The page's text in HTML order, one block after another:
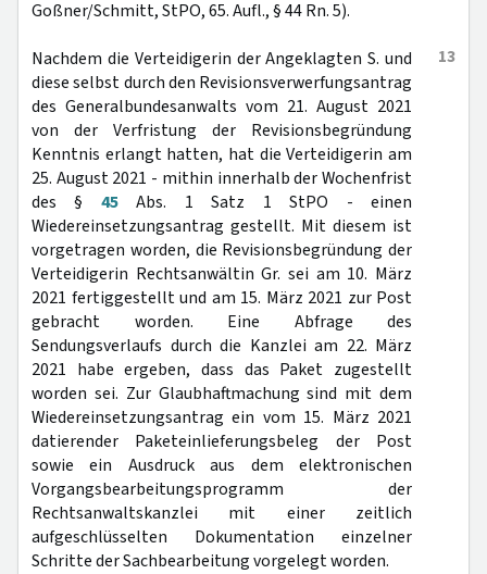
Goßner/Schmitt, StPO, 65. Aufl., § 44 Rn. 5).
13
Nachdem die Verteidigerin der Angeklagten S. und
diese selbst durch den Revisionsverwerfungsantrag
des Generalbundesanwalts vom 21. August 2021
von der Verfristung der Revisionsbegründung
Kenntnis erlangt hatten, hat die Verteidigerin am
25. August 2021 - mithin innerhalb der Wochenfrist
des § 45Abs. 1 Satz 1 StPO - einen
Wiedereinsetzungsantrag gestellt. Mit diesem ist
vorgetragen worden, die Revisionsbegründung der
Verteidigerin Rechtsanwältin Gr. sei am 10. März
2021 fertiggestellt und am 15. März 2021 zur Post
gebracht worden. Eine Abfrage des
Sendungsverlaufs durch die Kanzlei am 22. März
2021 habe ergeben, dass das Paket zugestellt
worden sei. Zur Glaubhaftmachung sind mit dem
Wiedereinsetzungsantrag ein vom 15. März 2021
datierender Paketeinlieferungsbeleg der Post
sowie ein Ausdruck aus dem elektronischen
Vorgangsbearbeitungsprogramm der
Rechtsanwaltskanzlei mit einer zeitlich
aufgeschlüsselten Dokumentation einzelner
Schritte der Sachbearbeitung vorgelegt worden.